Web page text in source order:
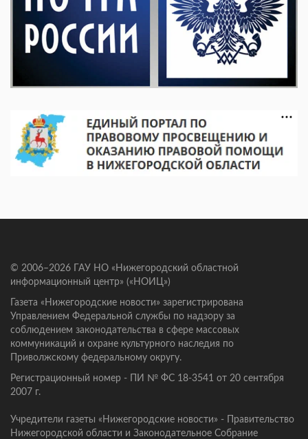
© 2006–2026 ГАУ НО «Нижегородский областной
информационный центр» («НОИЦ»)
Газета «Нижегородские новости» зарегистрирована
Управлением Федеральной службы по надзору за
соблюдением законодательства в сфере массовых
коммуникаций и охране культурного наследия по
Приволжскому федеральному округу.
Регистрационный номер - ПИ № ФС 18-3541 от 20 сентября
2007 г.
Учредители газеты «Нижегородские новости» - Правительство
Нижегородской области и Законодательное Собрание